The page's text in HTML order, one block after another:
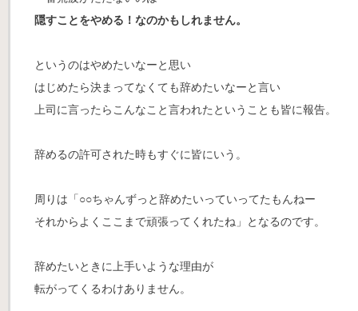
隠すことをやめる！なのかもしれません。
というのはやめたいなーと思い
はじめたら決まってなくても辞めたいなーと言い
上司に言ったらこんなこと言われたということも皆に報告。
辞めるの許可された時もすぐに皆にいう。
周りは「○○ちゃんずっと辞めたいっていってたもんねー
それからよくここまで頑張ってくれたね」
となるのです。
辞めたいときに上手いような理由が
転がってくるわけありません。